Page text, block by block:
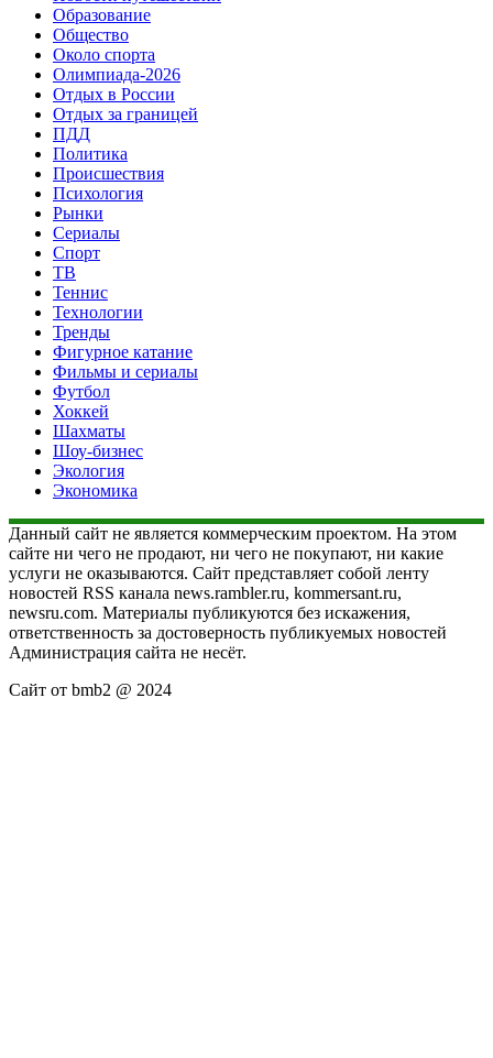
Образование
Общество
Около спорта
Олимпиада-2026
Отдых в России
Отдых за границей
ПДД
Политика
Происшествия
Психология
Рынки
Сериалы
Спорт
ТВ
Теннис
Технологии
Тренды
Фигурное катание
Фильмы и сериалы
Футбол
Хоккей
Шахматы
Шоу-бизнес
Экология
Экономика
Данный сайт не является коммерческим проектом. На этом
сайте ни чего не продают, ни чего не покупают, ни какие
услуги не оказываются. Сайт представляет собой ленту
новостей RSS канала news.rambler.ru, kommersant.ru,
newsru.com. Материалы публикуются без искажения,
ответственность за достоверность публикуемых новостей
Администрация сайта не несёт.
Сайт от bmb2 @ 2024